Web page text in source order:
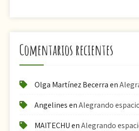
Comentarios recientes
Olga Martínez Becerraen
AngelinesenAlegrando
MAITECHUenAlegrando